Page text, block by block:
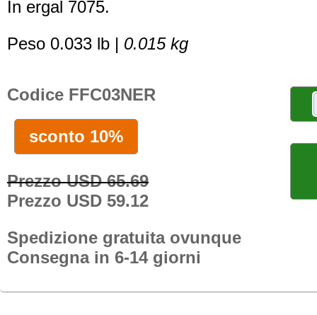
In ergal 7075.
Peso 0.033 lb | 0.015 kg
Codice FFC03NER
sconto 10%
Prezzo USD 65.69
Prezzo USD 59.12
Spedizione gratuita ovunque
Consegna in 6-14 giorni